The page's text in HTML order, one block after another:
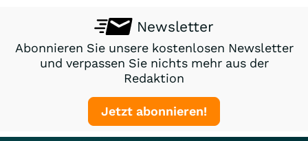
Newsletter
Abonnieren Sie unsere kostenlosen Newsletter
und verpassen Sie nichts mehr aus der
Redaktion
Jetzt abonnieren!